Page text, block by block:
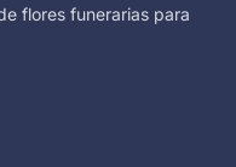
flores funerarias para